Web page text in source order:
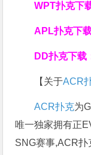
WPT扑克下
APL扑克下
DD扑克下载
【关于ACR
ACR扑克为
唯一独家拥有正
SNG赛事,ACR